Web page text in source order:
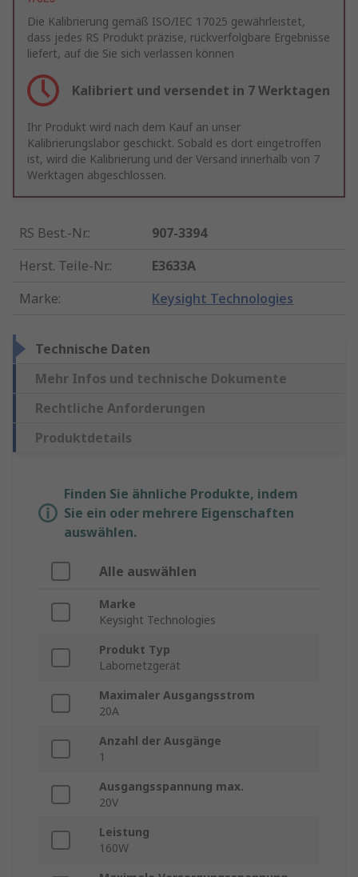
Die Kalibrierung gemäß ISO/IEC 17025 gewährleistet,
dass jedes RS Produkt präzise, rückverfolgbare Ergebnisse
liefert, auf die Sie sich verlassen können
Kalibriert und versendet in 7 Werktagen
Ihr Produkt wird nach dem Kauf an unser
Kalibrierungslabor geschickt. Sobald es dort eingetroffen
ist, wird die Kalibrierung und der Versand innerhalb von 7
Werktagen abgeschlossen.
RS Best.-Nr.:
907-3394
Herst. Teile-Nr.:
E3633A
Marke: Keysight Technologies
Technische Daten
Mehr Infos und technische Dokumente
Rechtliche Anforderungen
Produktdetails
Finden Sie ähnliche Produkte, indem
Sie ein oder mehrere Eigenschaften
auswählen.
Alle auswählen
Marke
Keysight Technologies
Produkt Typ
Labornetzgerät
Maximaler Ausgangsstrom
20A
Anzahl der Ausgänge
1
Ausgangsspannung max.
20V
Leistung
160W